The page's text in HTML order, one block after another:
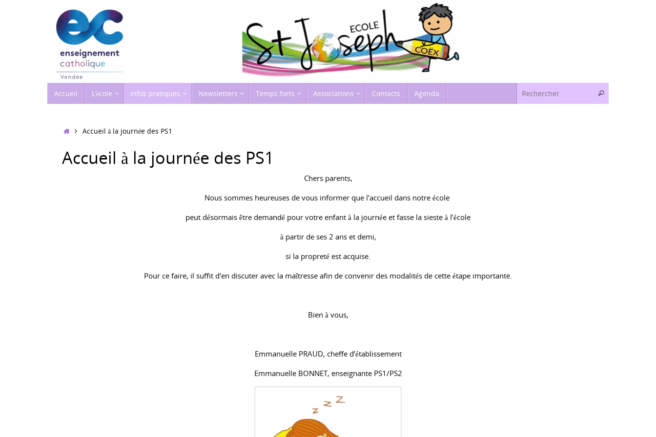
auAccueil L’école Infos pratiques Newsletters Temps forts Associations Contacts Agenda Rechercher
Accueil
Accueil à la journée des PS1
Accueil à la journée des PS1
Chers parents,
Nous sommes heureuses de vous informer que l’accueil dans notre école
peut désormais être demandé pour votre enfant à la journée et fasse la sieste à l’école
à partir de ses 2 ans et demi,
si la propreté est acquise.
Pour ce faire, il suffit d’en discuter avec la maîtresse afin de convenir des modalités de cette étape importante.
Bien à vous,
Emmanuelle PRAUD, cheffe d’établissement
Emmanuelle BONNET, enseignante PS1/PS2